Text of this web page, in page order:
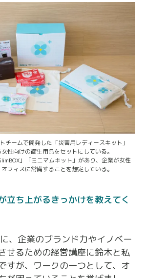
チームで開発した「災害用レディースキット」
性向けの衛生用品をセットにしている。
」「ミニマムキット」があり、企業が女性
フィスに常備することを想定している。
立ち上がるきっかけを教えてく
、企業のブランド力やイノベー
せるための経営講座に鈴木と私
すが、ワークの一つとして、オ